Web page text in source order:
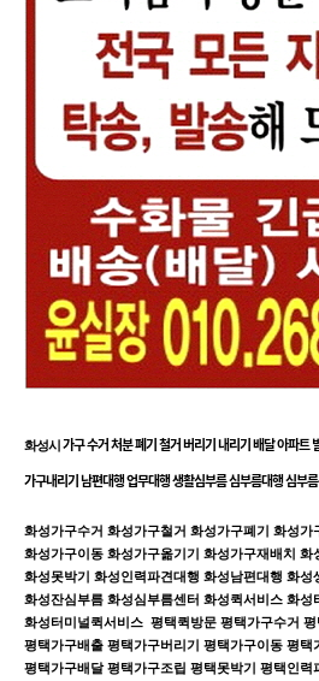
화성시가구 수거 처분 폐기 철거 버리기 내리기 배달 아파트
가구내리기 남편대행 업무대행 생활심부름 심부름대행 심부
화성가구수거 화성가구철거 화성가구폐기 화성가
화성가구이동 화성가구옮기기 화성가구재배치 화
화성못박기 화성인력파견대행 화성남편대행 화성
화성잔심부름 화성심부름센터 화성퀵서비스 화성
화성터미널퀵서비스 평택퀵방문 평택가구수거
평택가구배출 평택가구버리기 평택가구이동 평택
평택가구배달 평택가구조립 평택못박기 평택인력